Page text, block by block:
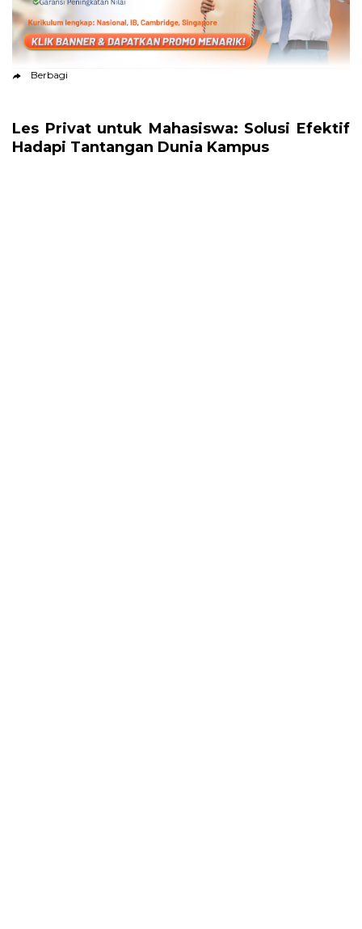
Berbagi
Les Privat untuk Mahasiswa: Solusi Efektif
Hadapi Tantangan Dunia Kampus